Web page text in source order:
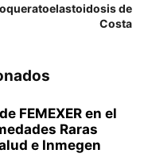
de
Costa
FEMEXER en el
Raras
e Inmegen